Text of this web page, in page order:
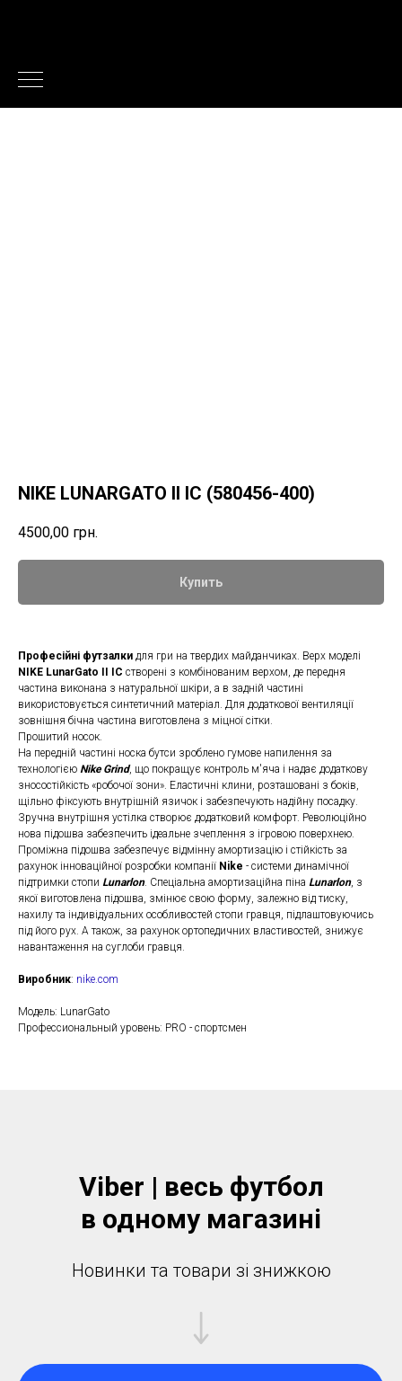
NIKE LUNARGATO II IC (580456-400)
4500,00 грн.
Купить
Професійні футзалки для гри на твердих майданчиках. Верх моделі
NIKE LunarGato II IC створені з комбінованим верхом, де передня
частина виконана з натуральної шкіри, а в задній частині
використовується синтетичний матеріал. Для додаткової вентиляції
зовнішня бічна частина виготовлена з міцної сітки.
Прошитий носок.
На передній частині носка бутси зроблено гумове напилення за
технологією Nike Grind, що покращує контроль м'яча і надає додаткову
зносостійкість «робочої зони». Еластичні клини, розташовані з боків,
щільно фіксують внутрішній язичок і забезпечують надійну посадку.
Зручна внутрішня устілка створює додатковий комфорт. Революційно
нова підошва забезпечить ідеальне зчеплення з ігровою поверхнею.
Проміжна підошва забезпечує відмінну амортизацію і стійкість за
рахунок інноваційної розробки компанії Nike - системи динамічної
підтримки стопи Lunarlon. Спеціальна амортизаційна піна Lunarlon, з
якої виготовлена підошва, змінює свою форму, залежно від тиску,
нахилу та індивідуальних особливостей стопи гравця, підлаштовуючись
під його рух. А також, за рахунок ортопедичних властивостей, знижує
навантаження на суглоби гравця.
Виробник: nike.com
Модель: LunarGato
Профессиональный уровень: PRO - спортсмен
Viber | весь футбол
в одному магазинi
Новинки та товари зі знижкою